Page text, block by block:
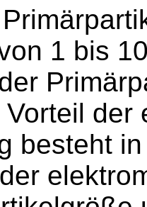
1 bis
der
besteht